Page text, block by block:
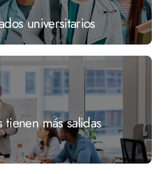
universitarios
más salidas